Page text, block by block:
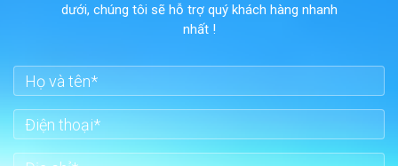
dưới, chúng tôi sẽ hỗ trợ quý khách hàng nhanh
nhất !